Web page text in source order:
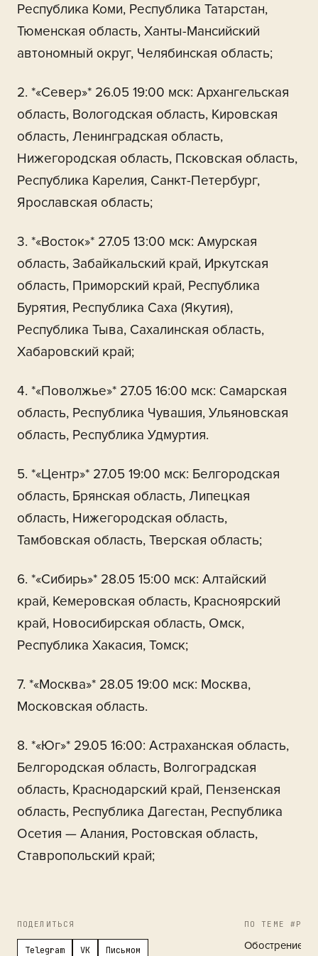
Республика Коми, Республика Татарстан,
Тюменская область, Ханты-Мансийский
автономный округ, Челябинская область;
2. *«Север»* 26.05 19:00 мск: Архангельская
область, Вологодская область, Кировская
область, Ленинградская область,
Нижегородская область, Псковская область,
Республика Карелия, Санкт-Петербург,
Ярославская область;
3. *«Восток»* 27.05 13:00 мск: Амурская
область, Забайкальский край, Иркутская
область, Приморский край, Республика
Бурятия, Республика Саха (Якутия),
Республика Тыва, Сахалинская область,
Хабаровский край;
4. *«Поволжье»* 27.05 16:00 мск: Самарская
область, Республика Чувашия, Ульяновская
область, Республика Удмуртия.
5. *«Центр»* 27.05 19:00 мск: Белгородская
область, Брянская область, Липецкая
область, Нижегородская область,
Тамбовская область, Тверская область;
6. *«Сибирь»* 28.05 15:00 мск: Алтайский
край, Кемеровская область, Красноярский
край, Новосибирская область, Омск,
Республика Хакасия, Томск;
7. *«Москва»* 28.05 19:00 мск: Москва,
Московская область.
8. *«Юг»* 29.05 16:00: Астраханская область,
Белгородская область, Волгоградская
область, Краснодарский край, Пензенская
область, Республика Дагестан, Республика
Осетия — Алания, Ростовская область,
Ставропольский край;
ПОДЕЛИТЬСЯ
Telegram VK Письмом
ПО ТЕМЕ
Обострение в